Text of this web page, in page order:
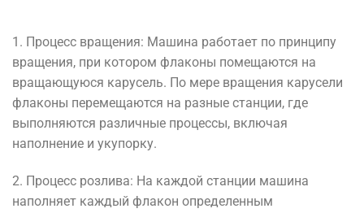
1 . Процесс вращения: Машина работает по принципу
вращения, при котором флаконы помещаются на
вращающуюся карусель. По мере вращения карусели
флаконы перемещаются на разные станции, где
выполняются различные процессы, включая
наполнение и укупорку.
2. Процесс розлива: На каждой станции машина
наполняет каждый флакон определенным